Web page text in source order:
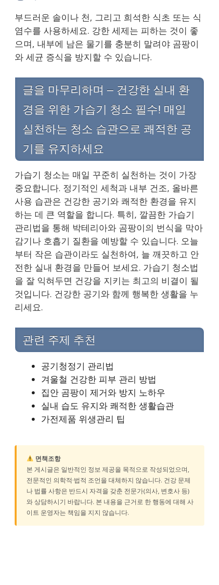
부드러운 솔이나 천, 그리고 희석한 식초 또는 식
염수를 사용하세요. 강한 세제는 피하는 것이 좋
으며, 내부에 남은 물기를 충분히 말려야 곰팡이
와 세균 증식을 방지할 수 있습니다.
글을 마무리하며 – 건강한 실내 환
경을 위한 가습기 청소 필수! 매일
실천하는 청소 습관으로 쾌적한 공
기를 유지하세요
가습기 청소는 매일 꾸준히 실천하는 것이 가장
중요합니다. 정기적인 세척과 내부 건조, 올바른
사용 습관은 건강한 공기와 쾌적한 환경을 유지
하는 데 큰 역할을 합니다. 특히, 깔끔한 가습기
관리법을 통해 박테리아와 곰팡이의 번식을 막아
감기나 호흡기 질환을 예방할 수 있습니다. 오늘
부터 작은 습관이라도 실천하여, 늘 깨끗하고 안
전한 실내 환경을 만들어 보세요. 가습기 청소법
을 잘 익혀두면 건강을 지키는 최고의 비결이 될
것입니다. 건강한 공기와 함께 행복한 생활을 누
리세요.
관련 주제 추천
공기청정기 관리법
겨울철 건강한 피부 관리 방법
집안 곰팡이 제거와 방지 노하우
실내 습도 유지와 쾌적한 생활습관
가전제품 위생관리 팁
면책조항
본 게시글은 일반적인 정보 제공을 목적으로 작성되었으며,
전문적인 의학적·법적 조언을 대체하지 않습니다. 건강 문제
나 법률 사항은 반드시 자격을 갖춘 전문가(의사, 변호사 등)
와 상담하시기 바랍니다. 본 내용을 근거로 한 행동에 대해 사
이트 운영자는 책임을 지지 않습니다.